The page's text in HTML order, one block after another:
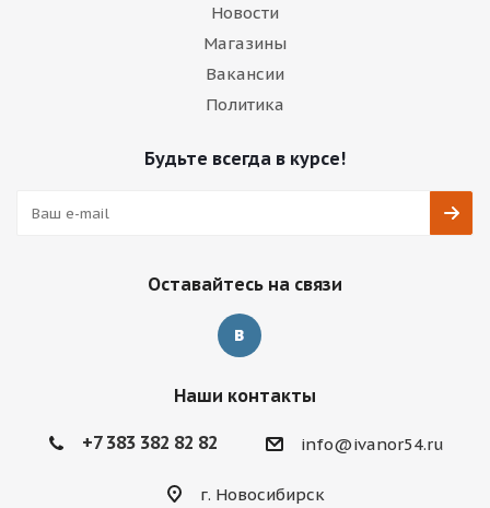
Новости
Магазины
Вакансии
Политика
Будьте всегда в курсе!
Оставайтесь на связи
Наши контакты
+7 383 382 82 82 info@ivanor54.ru
г. Новосибирск